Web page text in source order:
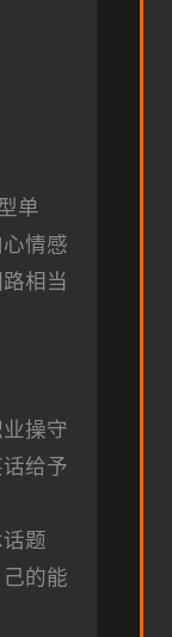
单
情感
相当
操守
给予
题
的能